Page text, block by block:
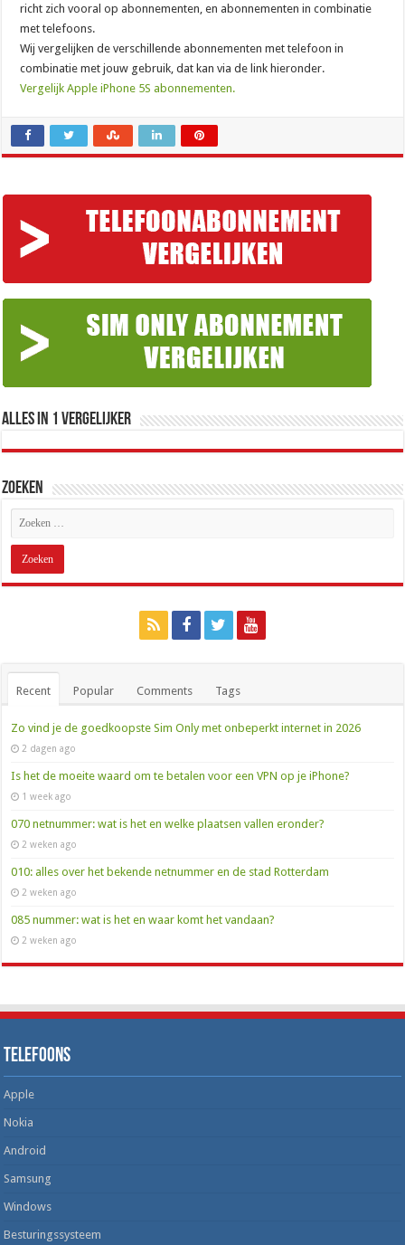
richt zich vooral op abonnementen, en abonnementen in combinatie
met telefoons.
Wij vergelijken de verschillende abonnementen met telefoon in
combinatie met jouw gebruik, dat kan via de link hieronder.
Vergelijk Apple iPhone 5S abonnementen.
Alles in 1 Vergelijker
Zoeken
Recent Popular Comments Tags
Zo vind je de goedkoopste Sim Only met onbeperkt internet in 2026
2 dagen ago
Is het de moeite waard om te betalen voor een VPN op je iPhone?
1 week ago
070 netnummer: wat is het en welke plaatsen vallen eronder?
2 weken ago
010: alles over het bekende netnummer en de stad Rotterdam
2 weken ago
085 nummer: wat is het en waar komt het vandaan?
2 weken ago
Telefoons
Apple
Nokia
Android
Samsung
Windows
Besturingssysteem